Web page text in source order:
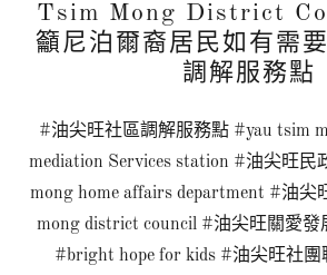
Tsim Mong District
籲尼泊爾裔居民如有需
調解服務點
#油尖旺社區調解服務點 #yau tsim
mediation Services station #油尖旺民
mong home affairs department #油尖
mong district council #油尖旺關愛發
#bright hope for kids #油尖旺社